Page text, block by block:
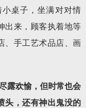
桌子，坐满对对情
出来，顾客执着地等
、手工艺术品店、画
露欢愉，但时常也会
头，还有神出鬼没的